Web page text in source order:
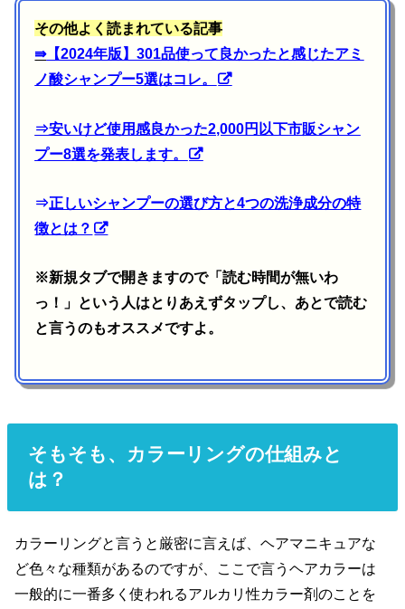
その他よく読まれている記事
⇛【2024年版】301品使って良かったと感じたアミ
ノ酸シャンプー5選はコレ。
⇒安いけど使用感良かった2,000円以下市販シャン
プー8選を発表します。
⇒正しいシャンプーの選び方と4つの洗浄成分の特
徴とは？
※新規タブで開きますので「読む時間が無いわ
っ！」という人はとりあえずタップし、あとで読む
と言うのもオススメですよ。
そもそも、カラーリングの仕組みと
は？
カラーリングと言うと厳密に言えば、ヘアマニキュアな
ど色々な種類があるのですが、ここで言うヘアカラーは
一般的に一番多く使われるアルカリ性カラー剤のことを